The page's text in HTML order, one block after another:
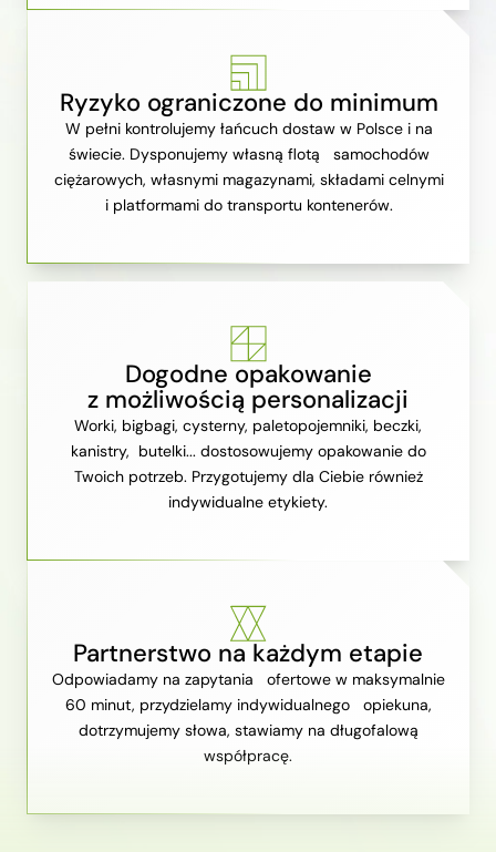
Ryzyko ograniczone do minimum
W pełni kontrolujemy łańcuch dostaw w Polsce i na
świecie. Dysponujemy własną flotą samochodów
ciężarowych, własnymi magazynami, składami celnymi
i platformami do transportu kontenerów.
Dogodne opakowanie
z możliwością personalizacji
Worki, bigbagi, cysterny, paletopojemniki, beczki,
kanistry, butelki... dostosowujemy opakowanie do
Twoich potrzeb. Przygotujemy dla Ciebie również
indywidualne etykiety.
Partnerstwo na każdym etapie
Odpowiadamy na zapytania ofertowe w maksymalnie
60 minut, przydzielamy indywidualnego opiekuna,
dotrzymujemy słowa, stawiamy na długofalową
współpracę.